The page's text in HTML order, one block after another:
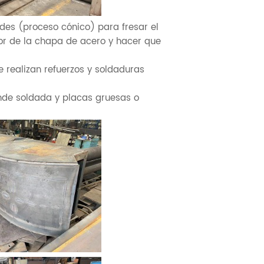
(proceso cónico) para fresar el
de la chapa de acero y hacer que
refuerzos y soldaduras
soldada y placas gruesas o